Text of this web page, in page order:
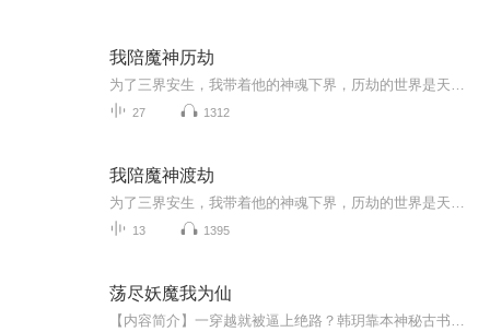
我陪魔神历劫
27 1312
我陪魔神渡劫
13 1395
荡尽妖魔我为仙